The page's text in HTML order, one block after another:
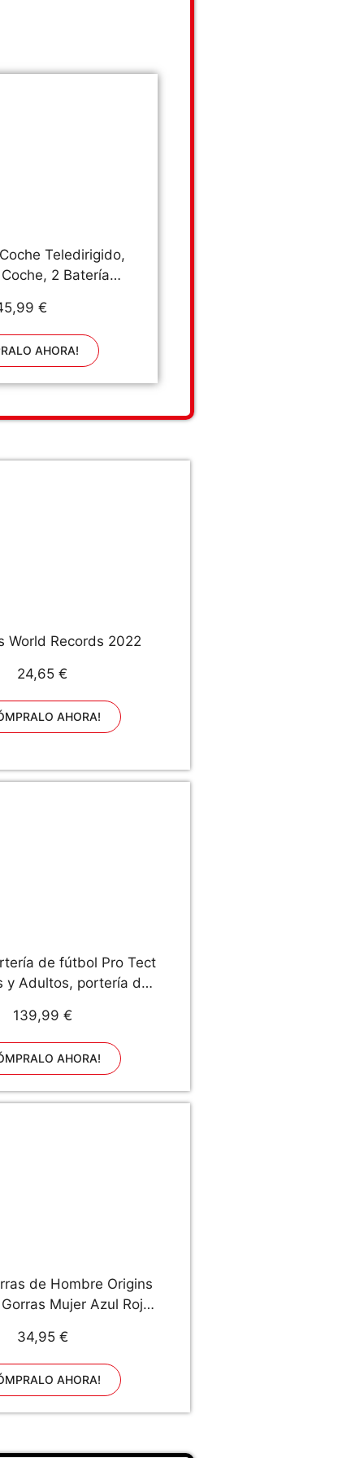
Teledirigido,
2 Baterías
Principiantes
a 12 Años
€
AHORA!
World Records 2022
24,65 €
AHORA!
de fútbol Pro Tect
y Adultos, portería de
240x160 cm
139,99 €
AHORA!
de Hombre Origins
Mujer Azul Roja
- Gorra Trucker
34,95 €
AHORA!